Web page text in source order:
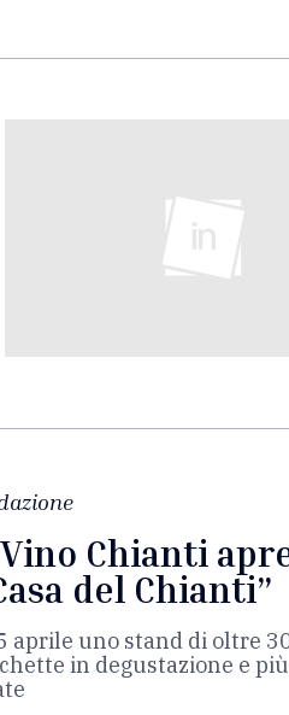
Chianti
del Chianti”
aprile uno stand di oltre
in degustazione e